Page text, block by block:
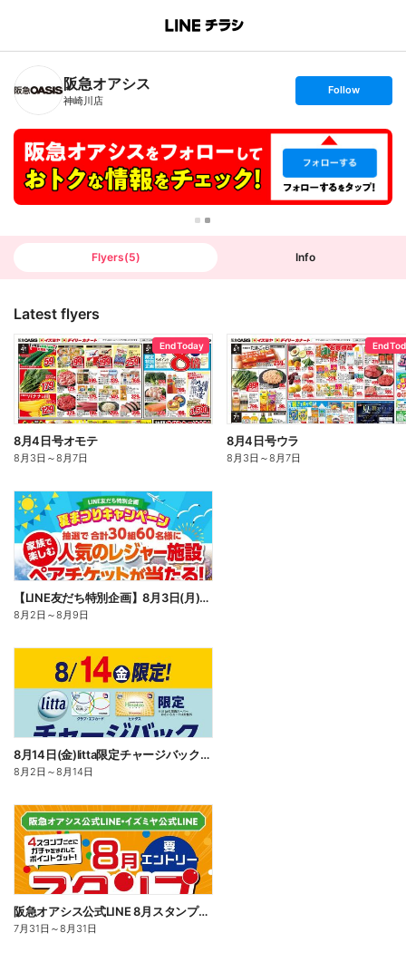
B
n
c
h
T
阪急オアシス
神崎川店
s
t
o
l
l
o
w
Follow
Flyers(5) Info
Latest flyers
End Today
8月4日号オモテ
8月3日 ～8月7日
End
8月4日号ウラ
8月3日 ～8月7日
【LINE友だち特別企画】8月3日(月)~8月9日(日)夏まつりキャンペーン
8月2日 ～8月9日
8月14日(金)litta限定チャージバックキャンペーン!
8月2日 ～8月14日
阪急オアシス公式LINE 8月スタンプガチャ
7月31日 ～8月31日